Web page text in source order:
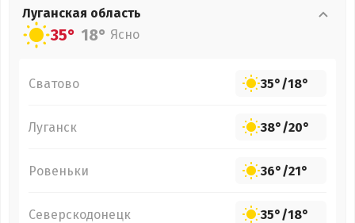
Луганская область
35° 18° Ясно
Сватово 35°/18°
Луганск 38°/20°
Ровеньки 36°/21°
Северскодонецк 35°/18°